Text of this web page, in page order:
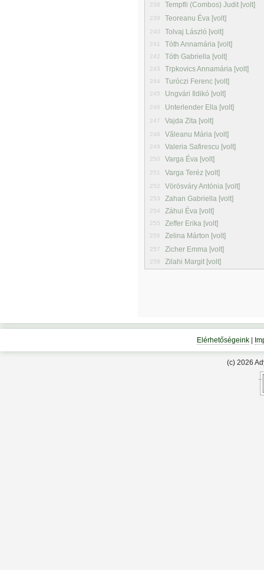
238 Tempfli (Combos) Judit [volt]
239 Teoreanu Éva [volt]
240 Tolvaj László [volt]
241 Tóth Annamária [volt]
242 Tóth Gabriella [volt]
243 Trpkovics Annamária [volt]
244 Turóczi Ferenc [volt]
245 Ungvári Ildikó [volt]
246 Unterlender Ella [volt]
247 Vajda Zita [volt]
248 Văleanu Mária [volt]
249 Valeria Safirescu [volt]
250 Varga Éva [volt]
251 Varga Teréz [volt]
252 Vörösváry Antónia [volt]
253 Zahan Gabriella [volt]
254 Záhui Éva [volt]
255 Zeffer Erika [volt]
256 Zelina Márton [volt]
257 Zicher Emma [volt]
258 Zilahi Margit [volt]
Elérhetőségeink|
(c) 2026